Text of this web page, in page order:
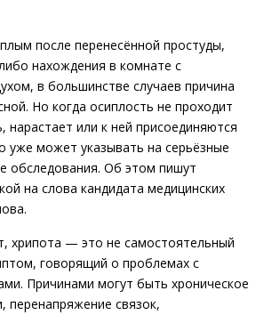
после перенесённой простуды,
нахождения в комнате с
в большинстве случаев причина
Но когда осиплость не проходит
нарастает или к ней присоединяются
уже может указывать на серьёзные
обследования. Об этом пишут
на слова кандидата медицинских
хрипота — это не самостоятельный
говорящий о проблемах с
Причинами могут быть хроническое
перенапряжение связок,